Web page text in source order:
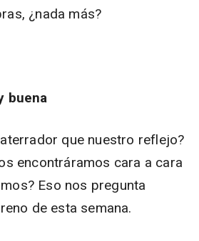
¿nada más?
buena
que nuestro reflejo?
encontráramos cara a cara
Eso nos pregunta
de esta semana.